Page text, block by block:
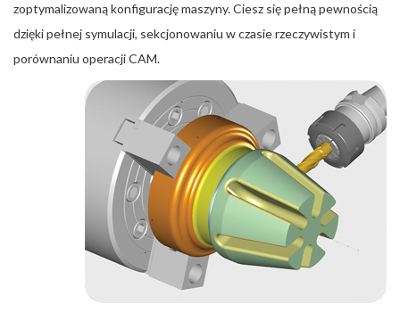
zoptymalizowaną konfigurację maszyny. Ciesz się pełną pewnością
dzięki pełnej symulacji, sekcjonowaniu w czasie rzeczywistym i
porównaniu operacji CAM.